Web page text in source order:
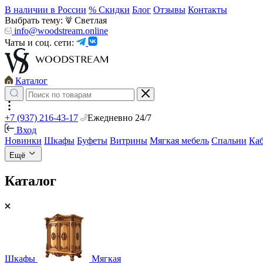
В наличии в России % Скидки Блог Отзывы Контакты
Выбрать тему:
Светлая
info@woodstream.online
Чаты и соц. сети:
Каталог
+7 (937) 216-43-17
Ежедневно 24/7
Вход
Новинки Шкафы Буфеты Витрины Мягкая мебель Спальни
Ещё
Каталог
Шкафы Мягкая